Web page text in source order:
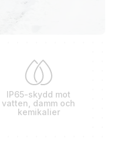
IP65-skydd mot
vatten, damm och
kemikalier